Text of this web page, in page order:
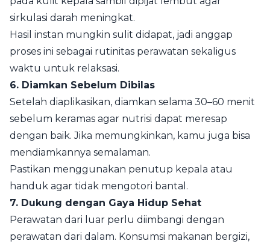
sirkulasi darah meningkat.
Hasil instan mungkin sulit didapat, jadi anggap
proses ini sebagai rutinitas perawatan sekaligus
waktu untuk relaksasi.
6. Diamkan Sebelum Dibilas
Setelah diaplikasikan, diamkan selama 30–60 menit
sebelum keramas agar nutrisi dapat meresap
dengan baik. Jika memungkinkan, kamu juga bisa
mendiamkannya semalaman.
Pastikan menggunakan penutup kepala atau
handuk agar tidak mengotori bantal.
7. Dukung dengan Gaya Hidup Sehat
Perawatan dari luar perlu diimbangi dengan
perawatan dari dalam. Konsumsi makanan bergizi,